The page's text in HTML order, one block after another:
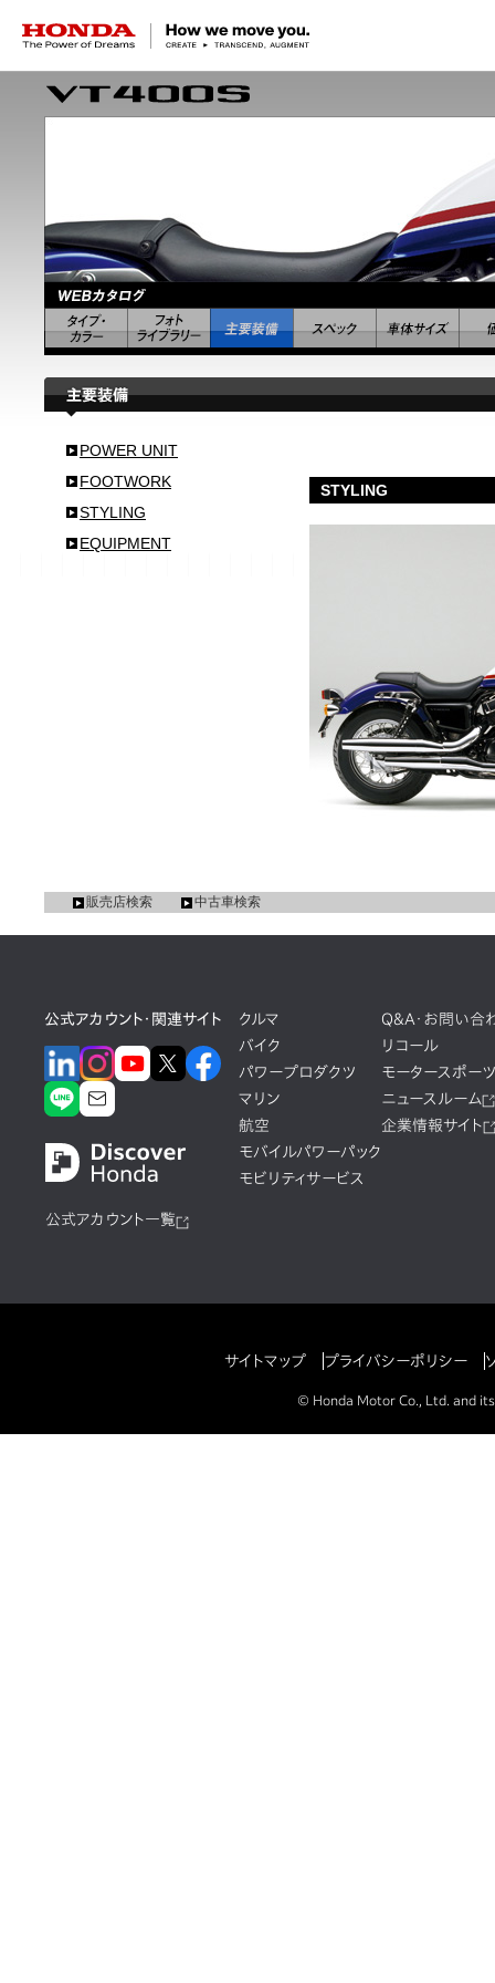
HONDA The Power of Dreams
POWER UNIT
FOOTWORK
STYLING
EQUIPMENT
STYLING
販売店検索 中古車検索
公式アカウント・関連サイト
公式アカウント一覧
クルマ
バイク
パワープロダクツ
マリン
航空
モバイルパワーパック
モビリティサービス
Q&A・お問い合
リコール
モータースポーツ
ニュースルーム
企業情報サイト
サイトマップ プライバシーポリシー
© Honda Motor Co., Ltd. and